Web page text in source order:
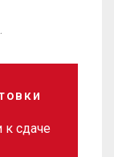
к сдаче